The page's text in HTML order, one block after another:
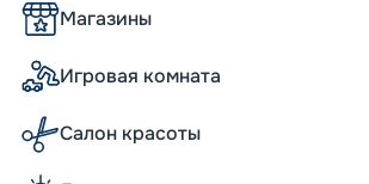
уникальные возможности
многом относятся к уникальным
трансформации, сулящее новые
зона с садом на крыше и
Магазины
Игровая комната
Салон красоты